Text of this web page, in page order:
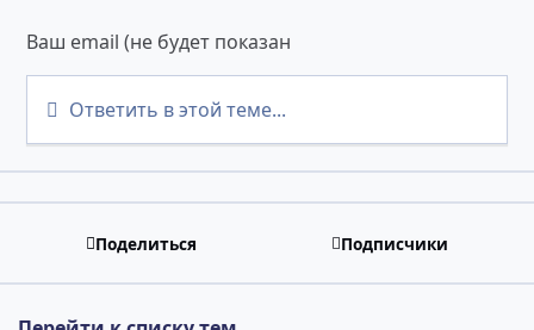
Ответить в этой теме...
Поделиться Подписчики